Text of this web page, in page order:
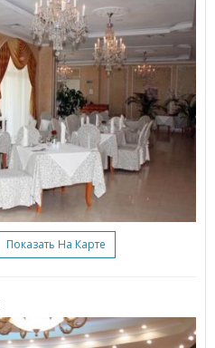
Показать На Карте